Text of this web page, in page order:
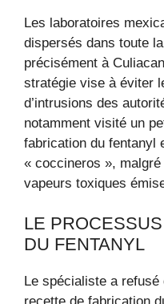
Les laboratoires
dispersés dans toute
précisément à
stratégie vise à éviter
d’intrusions des
notamment visité un
fabrication du fentanyl
« coccineros »,
vapeurs toxiques
LE
DU FENTANYL
Le spécialiste a